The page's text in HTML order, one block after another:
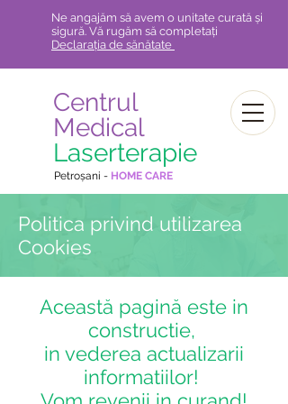
Ne angajăm să avem o unitate curată și
sigură. Vă rugăm să completați
Declarația de sănătate
Centrul
Medical
Laserterapie
Petroșani - HOME CARE
Politica privind utilizarea
Cookies
Această pagină este in
constructie,
in vederea actualizarii
informatiilor!